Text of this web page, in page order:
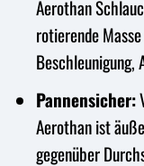
Aerothan
rotierende
Pannensicher:
Aerothan ist
gegenüber